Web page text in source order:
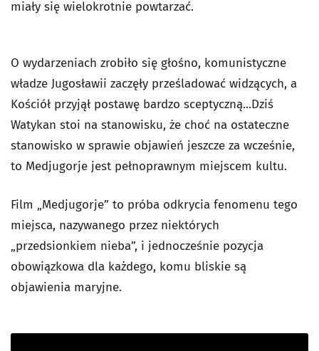
miały się wielokrotnie powtarzać.
O wydarzeniach zrobiło się głośno, komunistyczne
władze Jugosławii zaczęły prześladować widzących, a
Kościół przyjął postawę bardzo sceptyczną...Dziś
Watykan stoi na stanowisku, że choć na ostateczne
stanowisko w sprawie objawień jeszcze za wcześnie,
to Medjugorje jest pełnoprawnym miejscem kultu.
Film „Medjugorje” to próba odkrycia fenomenu tego
miejsca, nazywanego przez niektórych
„przedsionkiem nieba”, i jednocześnie pozycja
obowiązkowa dla każdego, komu bliskie są
objawienia maryjne.